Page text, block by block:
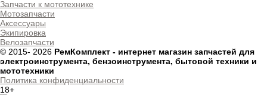
Запчасти к мототехнике
Мотозапчасти
Аксессуары
Экипировка
Велозапчасти
© 2015- 2026 РемКомплект - интернет магазин запчастей для
электроинструмента, бензоинструмента, бытовой техники и
мототехники
Политика конфиденциальности
18+